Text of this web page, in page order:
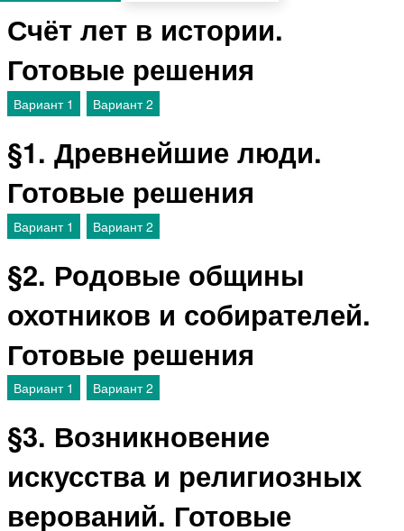
Счёт лет в истории.
Готовые решения
Вариант 1 Вариант 2
§1. Древнейшие люди.
Готовые решения
Вариант 1 Вариант 2
§2. Родовые общины
охотников и собирателей.
Готовые решения
Вариант 1 Вариант 2
§3. Возникновение
искусства и религиозных
верований. Готовые